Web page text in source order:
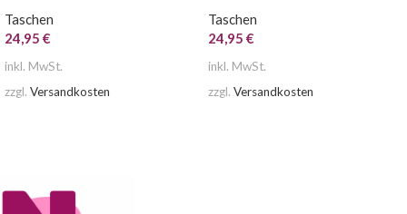
Taschen
24,95 €
inkl. MwSt.
zzgl. Versandkosten
Taschen
24,95 €
inkl. MwSt.
zzgl. Versandkosten